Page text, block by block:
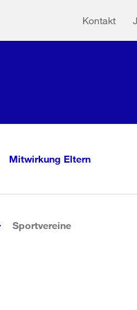
Kontakt
Mitwirkung Eltern
Sportvereine